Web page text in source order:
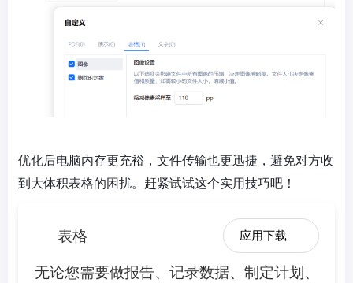
优化后电脑内存更充裕，文件传输也更迅捷，避免对方收
到大体积表格的困扰。赶紧试试这个实用技巧吧！
表格 应用下载
无论您需要做报告、记录数据、制定计划、